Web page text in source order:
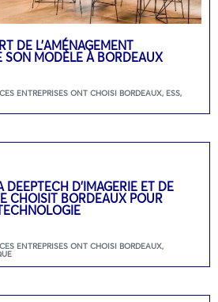
DE L’AMÉNAGEMENT
SON MODÈLE À BORDEAUX
CES ENTREPRISES ONT CHOISI BORDEAUX, ESS,
D’IMAGERIE ET DE
CHOISIT BORDEAUX POUR
CES ENTREPRISES ONT CHOISI BORDEAUX,